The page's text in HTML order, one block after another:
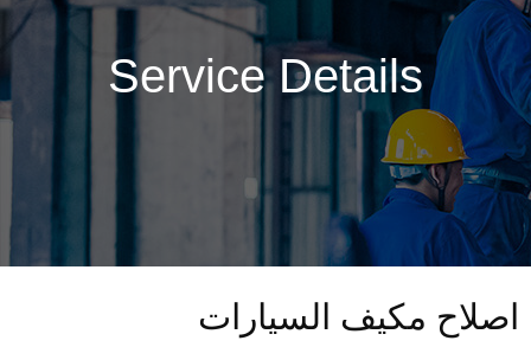
Service Details
اصلاح مكيف السيارات